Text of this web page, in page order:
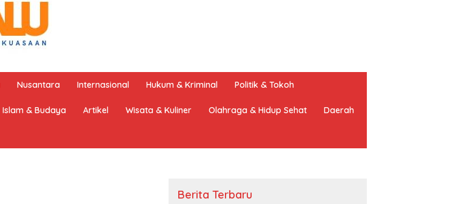
Nusantara Internasional Hukum & Kriminal Politik & Tokoh
Islam & Budaya Artikel Wisata & Kuliner Olahraga & Hidup Sehat Daerah
Berita Terbaru